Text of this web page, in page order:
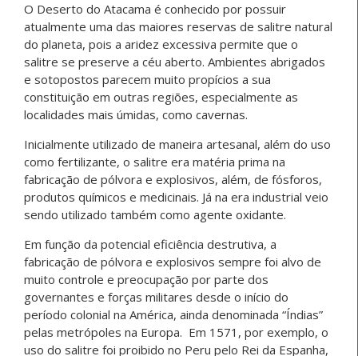
O Deserto do Atacama é conhecido por possuir
atualmente uma das maiores reservas de salitre natural
do planeta, pois a aridez excessiva permite que o
salitre se preserve a céu aberto. Ambientes abrigados
e sotopostos parecem muito propícios a sua
constituição em outras regiões, especialmente as
localidades mais úmidas, como cavernas.
Inicialmente utilizado de maneira artesanal, além do uso
como fertilizante, o salitre era matéria prima na
fabricação de pólvora e explosivos, além, de fósforos,
produtos químicos e medicinais. Já na era industrial veio
sendo utilizado também como agente oxidante.
Em função da potencial eficiência destrutiva, a
fabricação de pólvora e explosivos sempre foi alvo de
muito controle e preocupação por parte dos
governantes e forças militares desde o início do
período colonial na América, ainda denominada “Índias”
pelas metrópoles na Europa. Em 1571, por exemplo, o
uso do salitre foi proibido no Peru pelo Rei da Espanha,